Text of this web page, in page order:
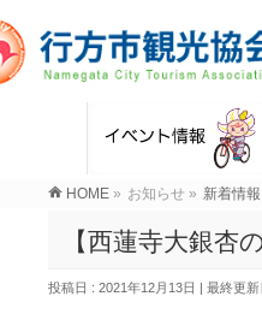
HOME » お知らせ » 新着情報
【西蓮寺大銀杏
投稿日 : 2021年12月13日 最終更新